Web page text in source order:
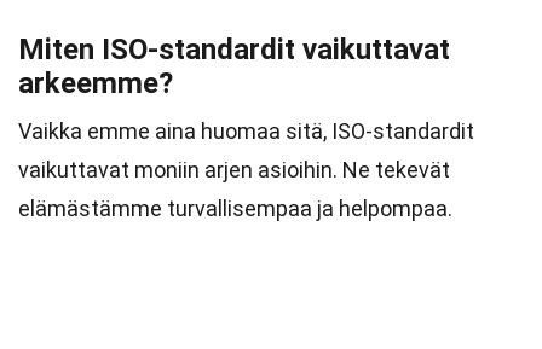
Miten ISO-standardit vaikuttavat
arkeemme?
Vaikka emme aina huomaa sitä, ISO-standardit
vaikuttavat moniin arjen asioihin. Ne tekevät
elämästämme turvallisempaa ja helpompaa.